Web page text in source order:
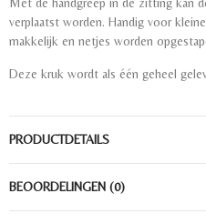
Met de handgreep in de zitting kan
verplaatst worden. Handig voor
makkelijk en netjes worden
Deze kruk wordt als één geheel
PRODUCTDETAILS
BEOORDELINGEN (0)